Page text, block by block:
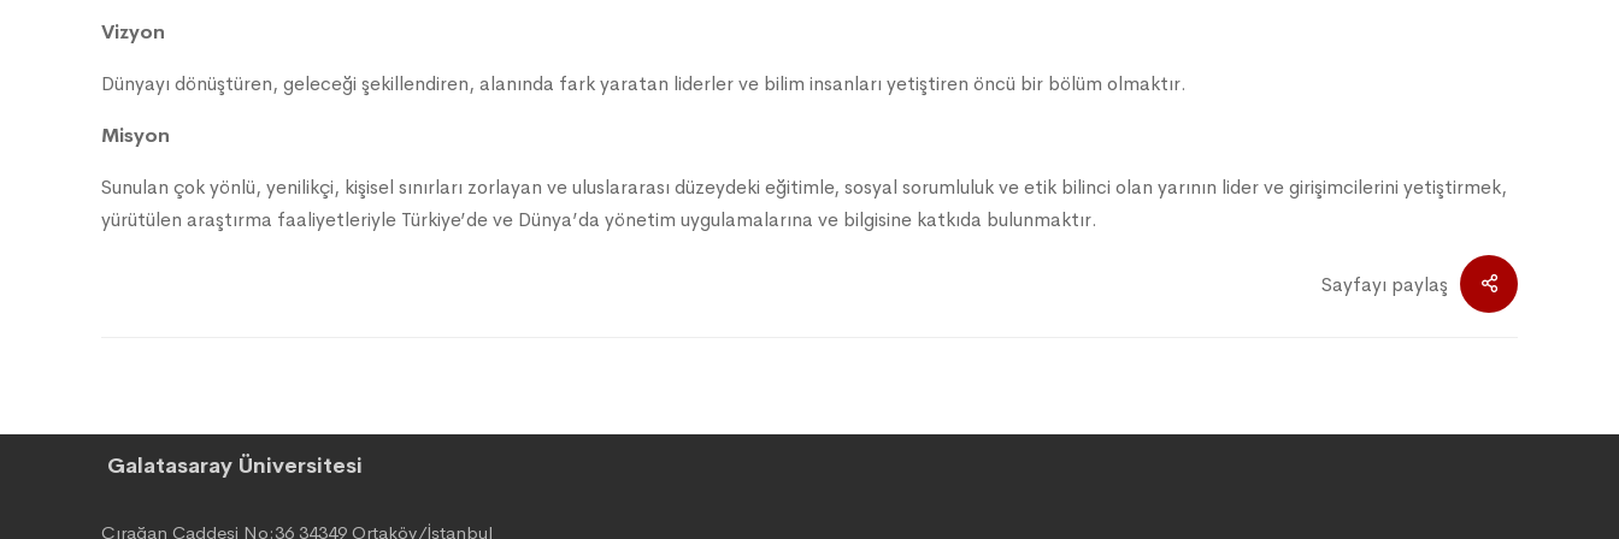
Vizyon
Dünyayı dönüştüren, geleceği şekillendiren, alanında fark yaratan liderler ve bilim insanları yetiştiren öncü bir bölüm olmaktır.
Misyon
Sunulan çok yönlü, yenilikçi, kişisel sınırları zorlayan ve uluslararası düzeydeki eğitimle, sosyal sorumluluk ve etik bilinci olan yarının lider ve girişimcilerini yetiştirmek,
yürütülen araştırma faaliyetleriyle Türkiye’de ve Dünya’da yönetim uygulamalarına ve bilgisine katkıda bulunmaktır.
Sayfayı paylaş
Galatasaray Üniversitesi
Çırağan Caddesi No:36 34349 Ortaköy/İstanbul